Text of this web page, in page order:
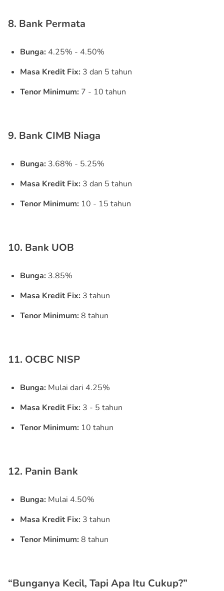
8. Bank Permata
Bunga: 4.25% - 4.50%
Masa Kredit Fix: 3 dan 5 tahun
Tenor Minimum: 7 - 10 tahun
9. Bank CIMB Niaga
Bunga: 3.68% - 5.25%
Masa Kredit Fix: 3 dan 5 tahun
Tenor Minimum: 10 - 15 tahun
10. Bank UOB
Bunga: 3.85%
Masa Kredit Fix: 3 tahun
Tenor Minimum:8 tahun
11. OCBC NISP
Bunga: Mulai dari 4.25%
Masa Kredit Fix: 3 - 5 tahun
Tenor Minimum: 10 tahun
12. Panin Bank
Bunga: Mulai 4.50%
Masa Kredit Fix: 3 tahun
Tenor Minimum:8 tahun
“Bunganya Kecil, Tapi Apa Itu Cukup?”